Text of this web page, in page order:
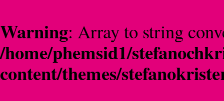
Warning: Array to string
/home/phemsid1/
content/themes/